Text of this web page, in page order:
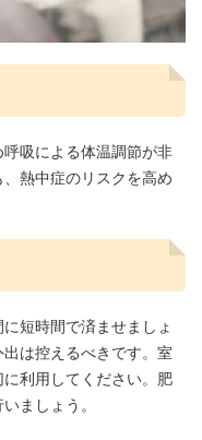
吸による体温調節が非
熱中症のリスクを高め
短時間で済ませましょ
は控えるべきです。室
利用してください。肥
ましょう。